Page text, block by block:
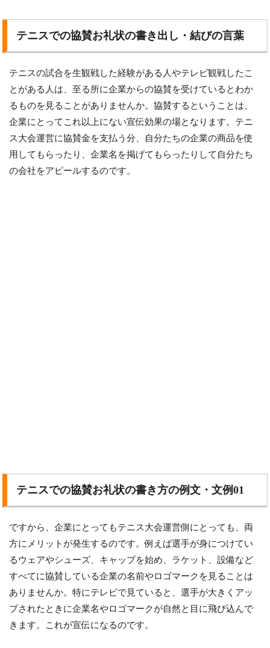
テニスでの協賛お礼状の書き出し・結びの言葉
テニスの試合を生観戦した経験がある人やテレビ観戦したこ
とがある人は、至る所に企業からの協賛を受けているとわか
るものを見ることがありませんか。協賛するということは、
企業にとってこれ以上にない宣伝効果の場となります。テニ
ス大会運営に協賛金を支払う分、自分たちの企業の商品を使
用してもらったり、企業名を掲げてもらったりして自分たち
の会社をアピールするのです。
テニスでの協賛お礼状の書き方の例文・文例01
ですから、企業にとってもテニス大会運営側にとっても、両
方にメリットが発生するのです。例えば選手が身につけてい
るウェアやシューズ、キャップを始め、ラケット、設備など
すべてに協賛している企業の名前やロゴマークを見ることは
ありませんか。特にテレビで見ていると、選手が大きくアッ
プされたときに企業名やロゴマークが自然と目に飛び込んで
きます。これが宣伝になるのです。